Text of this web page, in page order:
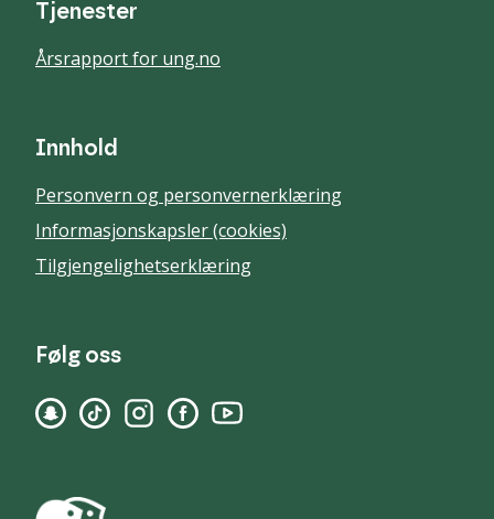
Tjenester
Årsrapport for ung.no
Innhold
Personvern og personvernerklæring
Informasjonskapsler (cookies)
Tilgjengelighetserklæring
Følg oss